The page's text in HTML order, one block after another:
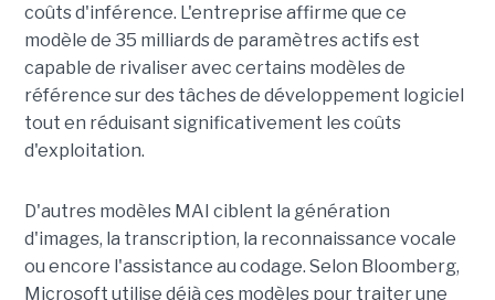
coûts d'inférence. L'entreprise affirme que ce
modèle de 35 milliards de paramètres actifs est
capable de rivaliser avec certains modèles de
référence sur des tâches de développement logiciel
tout en réduisant significativement les coûts
d'exploitation.
D'autres modèles MAI ciblent la génération
d'images, la transcription, la reconnaissance vocale
ou encore l'assistance au codage. Selon Bloomberg,
Microsoft utilise déjà ces modèles pour traiter une